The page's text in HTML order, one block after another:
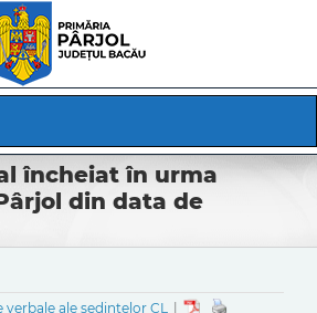
încheiat în urma
din data de
verbale ale ședințelor CL